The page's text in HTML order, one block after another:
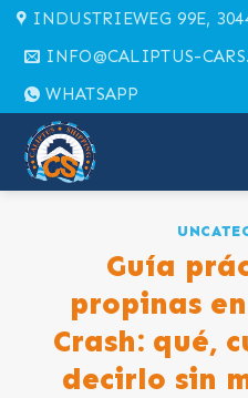
Skip
content
INDUSTRIEWEG 99E,
INFO@CALIPTUS-
WHATSAPP
Guía
propinas
Crash: qué,
decirlo sin